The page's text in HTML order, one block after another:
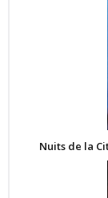
Nuits de la